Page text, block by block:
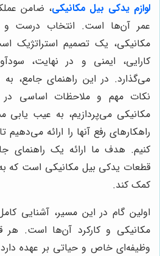
لوازم یدکی بیل مکانیکی، ضامن
عمر آن‌ها است. انتخاب درست و
مکانیکی، یک تصمیم استراتژیک
کارایی، ایمنی و در نهایت،
می‌گذارد. در این راهنمای جامع،
نکات مهم و ملاحظات اساسی در
مکانیکی می‌پردازیم، به عیب
راهکارهای رفع آنها را ارائه
کنیم. هدف ما ارائه یک راهنمای
قطعات یدکی بیل مکانیکی است که
کمک کند.
اولین گام در این مسیر، آشنایی
مکانیکی و کارکرد آن‌ها است. هر
وظیفه‌ای خاص و حیاتی بر عهده